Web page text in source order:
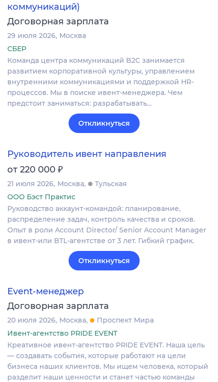
коммуникаций)
Договорная зарплата
29 июля 2026 Москва
СБЕР
Команда центра коммуникаций B2C занимается
развитием корпоративной культуры, управлением
внутренними коммуникациями и поддержкой HR-
процессов. Мы в поиске ивент-менеджера. Чем
предстоит заниматься: разрабатывать…
Откликнуться
Руководитель ивент направления
от 220 000 ₽
21 июля 2026 Москва
Тульская
ООО Бэст Практис
Руководство аккаунт-командой: планирование,
распределение задач, контроль качества и сроков.
Опыт в роли Account Director/ Senior Account Manager
в ивент-или BTL-агентстве от 3 лет. Гибкий график.
Откликнуться
Event-менеджер
Договорная зарплата
20 июля 2026 Москва
Проспект Мира
Ивент-агентство PRIDE EVENT
Креативное ивент-агентство PRIDE EVENT. Наша цель
— создавать события, которые работают на цели
бизнеса наших клиентов. Мы ищем человека, который
разделит наши ценности и станет частью команды